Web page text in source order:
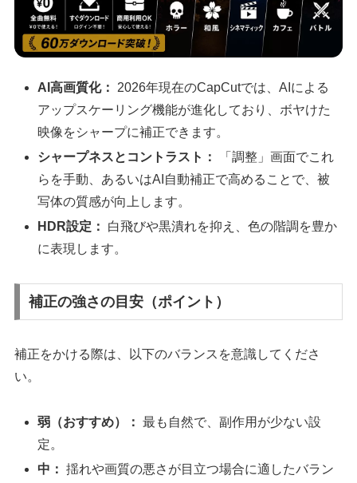
AI高画質化：
2026年現在のCapCutでは、AIによる
アップスケーリング機能が進化しており、ボヤけた
映像をシャープに補正できます。
シャープネスとコントラスト：
「調整」画面でこれ
らを手動、あるいはAI自動補正で高めることで、被
写体の質感が向上します。
HDR設定：
白飛びや黒潰れを抑え、色の階調を豊か
に表現します。
補正の強さの目安（ポイント）
補正をかける際は、以下のバランスを意識してくださ
い。
弱（おすすめ）： 最も自然で、副作用が少ない設
定。
中： 揺れや画質の悪さが目立つ場合に適したバラン